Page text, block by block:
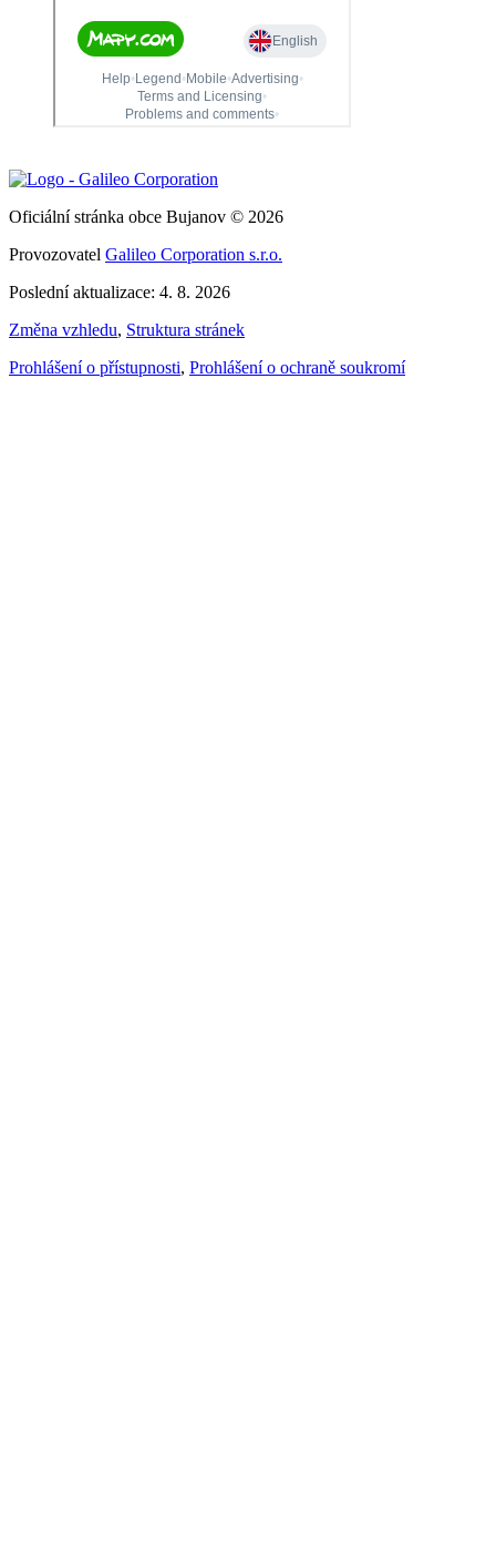
Oficiální stránka obce Bujanov © 2026
Provozovatel Galileo Corporation s.r.o.
Poslední aktualizace: 4. 8. 2026
Změna vzhledu, Struktura stránek
Prohlášení o přístupnosti, Prohlášení o ochraně soukromí